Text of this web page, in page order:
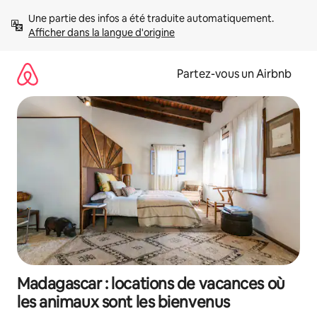
directement
Afficher dans la langue d'origine
Partez-vous un Airbnb
Madagascar : locations de vacances où
les animaux sont les bienvenus